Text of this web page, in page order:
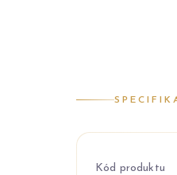
Kód produktu